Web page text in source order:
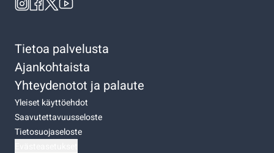
Tietoa palvelusta
Ajankohtaista
Yhteydenotot ja palaute
Yleiset käyttöehdot
Saavutettavuusseloste
Tietosuojaseloste